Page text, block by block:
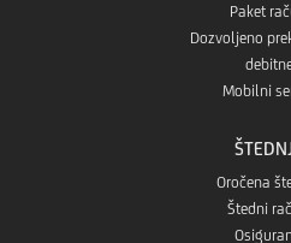
Paket
Dozvoljeno
Mobilni
Oročena
Štedni